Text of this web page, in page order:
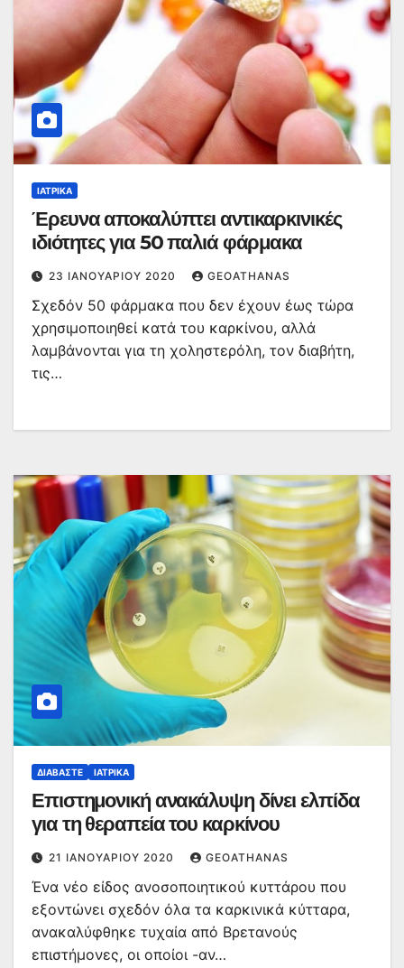
ΙΑΤΡΙΚΆ
Έρευνα αποκαλύπτει αντικαρκινικές
ιδιότητες για 50 παλιά φάρμακα
23 ΙΑΝΟΥΑΡΊΟΥ 2020 GEOATHANAS
Σχεδόν 50 φάρμακα που δεν έχουν έως τώρα
χρησιμοποιηθεί κατά του καρκίνου, αλλά
λαμβάνονται για τη χοληστερόλη, τον διαβήτη,
τις…
ΔΙΑΒΆΣΤΕ ΙΑΤΡΙΚΆ
Επιστημονική ανακάλυψη δίνει ελπίδα
για τη θεραπεία του καρκίνου
21 ΙΑΝΟΥΑΡΊΟΥ 2020 GEOATHANAS
Ένα νέο είδος ανοσοποιητικού κυττάρου που
εξοντώνει σχεδόν όλα τα καρκινικά κύτταρα,
ανακαλύφθηκε τυχαία από Βρετανούς
επιστήμονες, οι οποίοι -αν…